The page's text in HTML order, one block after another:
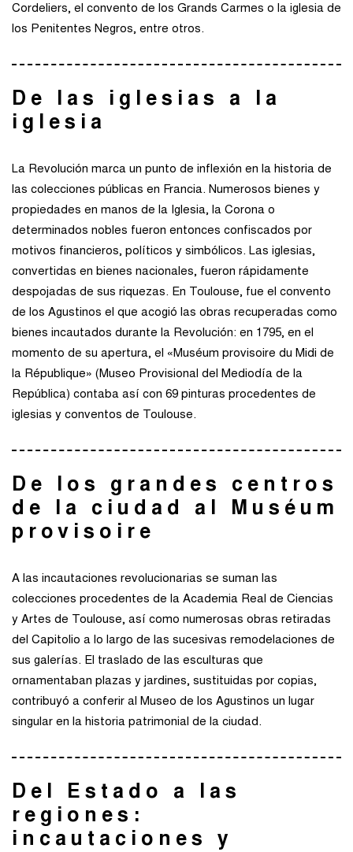
Cordeliers, el convento de los Grands Carmes o la iglesia de
los Penitentes Negros, entre otros.
De las iglesias a la
iglesia
La Revolución marca un punto de inflexión en la historia de
las colecciones públicas en Francia. Numerosos bienes y
propiedades en manos de la Iglesia, la Corona o
determinados nobles fueron entonces confiscados por
motivos financieros, políticos y simbólicos. Las iglesias,
convertidas en bienes nacionales, fueron rápidamente
despojadas de sus riquezas. En Toulouse, fue el convento
de los Agustinos el que acogió las obras recuperadas como
bienes incautados durante la Revolución: en 1795, en el
momento de su apertura, el «Muséum provisoire du Midi de
la République» (Museo Provisional del Mediodía de la
República) contaba así con 69 pinturas procedentes de
iglesias y conventos de Toulouse.
De los grandes centros
de la ciudad al Muséum
provisoire
A las incautaciones revolucionarias se suman las
colecciones procedentes de la Academia Real de Ciencias
y Artes de Toulouse, así como numerosas obras retiradas
del Capitolio a lo largo de las sucesivas remodelaciones de
sus galerías. El traslado de las esculturas que
ornamentaban plazas y jardines, sustituidas por copias,
contribuyó a conferir al Museo de los Agustinos un lugar
singular en la historia patrimonial de la ciudad.
Del Estado a las
regiones:
incautaciones y